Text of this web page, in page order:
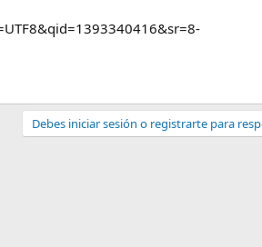
Debes iniciar sesión o registrarte para